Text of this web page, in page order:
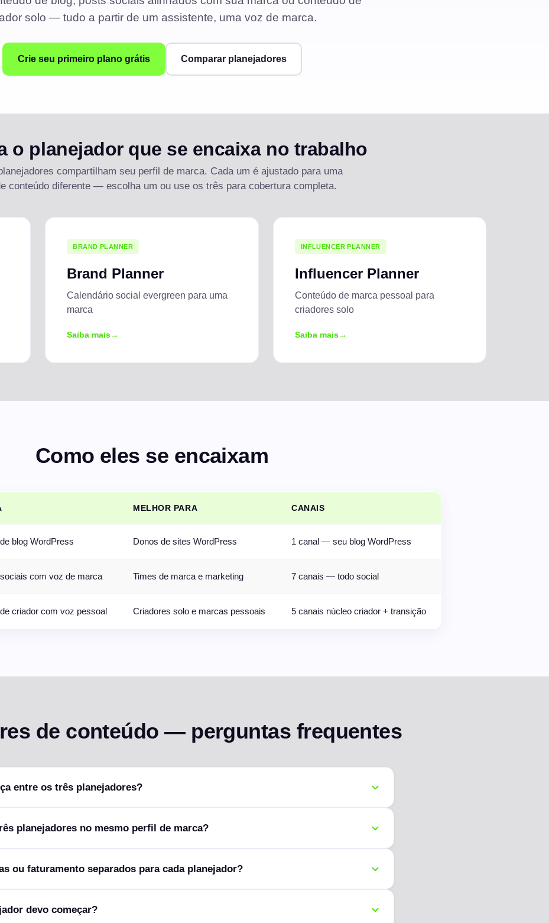
ENCONTRE CONTEÚDO EM ALTA
GERENCIE SUA IDENTIDADE DE MARCA ORGANIZE TODAS AS PLATAFORMAS
ARMAZENE MÍDIAS E ARQUIVOS
Biblioteca de modelos
USE MODELOS PRONTOS
ENCONTRE CONTEÚDO RELEVANTE
Automação
OTIMIZAR FLUXOS DE TRABALHO
Últimos artigos
Responda a comentários sociais Rascunhos automáticos a partir de feeds RSS
Um artigo em uma semana de publicações
solo — tudo a partir de um assistente, uma voz de marca.
Crie seu primeiro plano grátis Comparar planejadores
o planejador que se encaixa no trabalho
compartilham seu perfil de marca. Cada um é ajustado para uma
conteúdo diferente — escolha um ou use os três para cobertura completa.
BRAND PLANNER
Brand Planner
Calendário social evergreen para uma
marca
Saiba mais
INFLUENCER PLANNER
Influencer Planner
Conteúdo de marca pessoal para
criadores solo
Saiba mais
Como eles se encaixam
MELHOR PARA CANAIS
blog WordPress Donos de sites WordPress 1 canal — seu blog WordPress
com voz de marca Times de marca e marketing 7 canais — todo social
criador com voz pessoal Criadores solo e marcas pessoais 5 canais núcleo criador + transição
de conteúdo — perguntas frequentes
entre os três planejadores?
planejadores no mesmo perfil de marca?
ou faturamento separados para cada planejador?
devo começar?